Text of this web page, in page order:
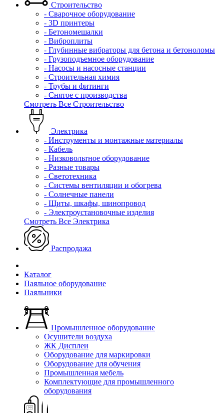
Строительство
- Сварочное оборудование
- 3D принтеры
- Бетономешалки
- Виброплиты
- Глубинные вибраторы для бетона и бетоноломы
- Грузоподъемное оборудование
- Насосы и насосные станции
- Строительная химия
- Трубы и фитинги
- Снятое с производства
Смотреть Все Строительство
Электрика
- Инструменты и монтажные материалы
- Кабель
- Низковольтное оборудование
- Разные товары
- Светотехника
- Системы вентиляции и обогрева
- Солнечные панели
- Щиты, шкафы, шинопровод
- Электроустановочные изделия
Смотреть Все Электрика
Распродажа
Каталог
Паяльное оборудование
Паяльники
Промышленное оборудование
Осушители воздуха
ЖК Дисплеи
Оборудование для маркировки
Оборудование для обучения
Промышленная мебель
Комплектующие для промышленного
оборудования